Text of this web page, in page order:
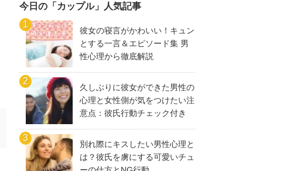
今日の「カップル」人気記事
彼女の寝言がかわいい！キュン
とする一言＆エピソード集 男
性心理から徹底解説
久しぶりに彼女ができた男性の
心理と女性側が気をつけたい注
意点：彼氏行動チェック付き
別れ際にキスしたい男性心理と
は？彼氏を虜にする可愛いチュ